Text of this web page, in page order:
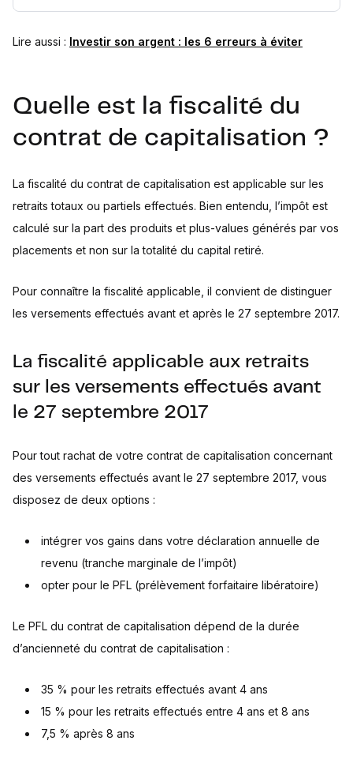
Lire aussi : Investir son argent : les 6 erreurs à éviter
Quelle est la fiscalité du
contrat de capitalisation ?
La fiscalité du contrat de capitalisation est applicable sur les
retraits totaux ou partiels effectués. Bien entendu, l’impôt est
calculé sur la part des produits et plus-values générés par vos
placements et non sur la totalité du capital retiré.
Pour connaître la fiscalité applicable, il convient de distinguer
les versements effectués avant et après le 27 septembre 2017.
La fiscalité applicable aux retraits
sur les versements effectués avant
le 27 septembre 2017
Pour tout rachat de votre contrat de capitalisation concernant
des versements effectués avant le 27 septembre 2017, vous
disposez de deux options :
intégrer vos gains dans votre déclaration annuelle de
revenu (tranche marginale de l’impôt)
opter pour le PFL (prélèvement forfaitaire libératoire)
Le PFL du contrat de capitalisation dépend de la durée
d’ancienneté du contrat de capitalisation :
35 % pour les retraits effectués avant 4 ans
15 % pour les retraits effectués entre 4 ans et 8 ans
7,5 % après 8 ans